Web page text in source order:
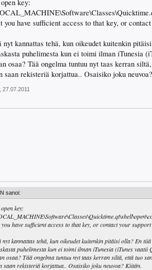
key:
you have sufficient access to that key, or
nyt kannattas tehä, kun oikeudet kuitenkin
puhelimesta kun ei toimi ilman iTunesia
osaa? Tää ongelma tuntuu nyt taas kerran
saan rekisteriä korjattua.. Osaisiko joku
27.07.2011
sanoi:
key:
you have sufficient access to that key, or contact your
nyt kannattas tehä, kun oikeudet kuitenkin pitäisi olla? En
puhelimesta kun ei toimi ilman iTunesia (iTunes
osaa? Tää ongelma tuntuu nyt taas kerran siltä, että tuo
saan rekisteriä korjattua.. Osaisiko joku neuvoa? Kiitän.